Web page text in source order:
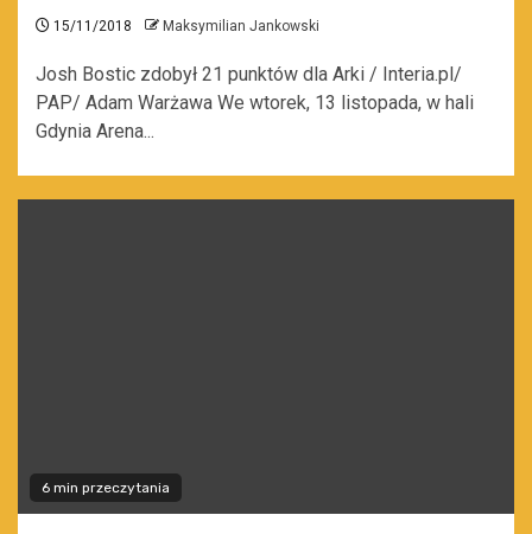
15/11/2018 Maksymilian Jankowski
Josh Bostic zdobył 21 punktów dla Arki / Interia.pl/
PAP/ Adam Warżawa We wtorek, 13 listopada, w hali
Gdynia Arena...
6 min przeczytania